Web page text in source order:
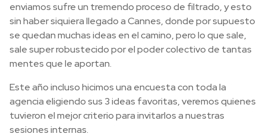
enviamos sufre un tremendo proceso de filtrado, y esto
sin haber siquiera llegado a Cannes, donde por supuesto
se quedan muchas ideas en el camino, pero lo que sale,
sale super robustecido por el poder colectivo de tantas
mentes que le aportan.
Este año incluso hicimos una encuesta con toda la
agencia eligiendo sus 3 ideas favoritas, veremos quienes
tuvieron el mejor criterio para invitarlos a nuestras
sesiones internas.